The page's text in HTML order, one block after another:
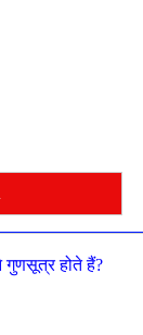
गुणसूत्र होते हैं?